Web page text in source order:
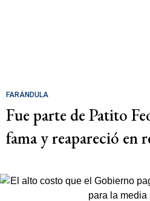
FARÁNDULA
Fue parte de Patito
fama y reapareció en